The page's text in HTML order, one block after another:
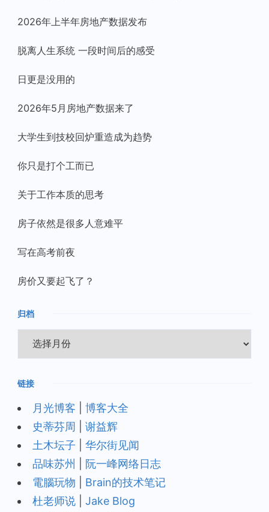
2026年上半年房地产数据发布
脱离人生系统 一段时间后的感受
日更是没用的
2026年5月房地产数据来了
大学生到技校回炉重造成为趋势
你只是打个工而已
关于工作本质的思考
房子依然是很多人意难平
写在高考前夜
房价又要起飞了？
归档
档
链接
月光博客
博客大全
史蒂芬周
谢益辉
土木坛子
华尔街见闻
品味苏州
阮一峰网络日志
電腦玩物
Brain的技术笔记
杜老师说
Jake Blog